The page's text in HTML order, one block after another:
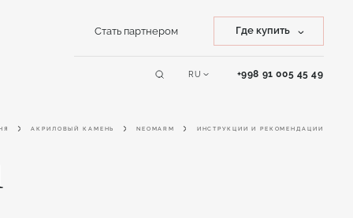
Online дизайнер
Стать партнером Где купить
RU +998 91 005 45 49
АКРИЛОВЫЙ КАМЕНЬ NEOMARM ИНСТРУКЦИИ И РЕКОМЕНДАЦИИ